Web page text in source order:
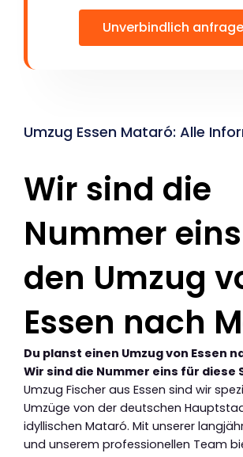
Unverbindlich
Umzug Essen Mataró: Alle
Wir sind die
Nummer
den Umzug
Essen nach
Du planst einen Umzug von Essen
Wir sind die Nummer eins für diese
Umzug Fischer aus Essen sind wir
Umzüge von der deutschen
idyllischen Mataró. Mit unserer
und unserem professionellen Team